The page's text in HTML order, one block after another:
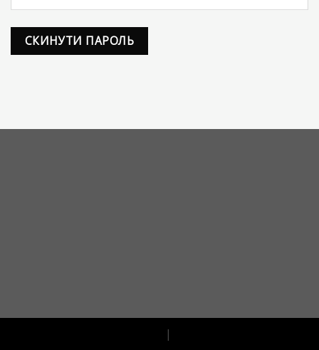
СКИНУТИ ПАРОЛЬ
|